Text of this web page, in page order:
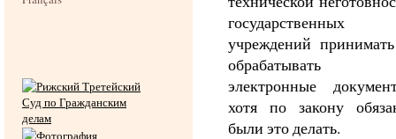
государственных
учреждений
обрабатывать
электронные
хотя по закону
были это делать.